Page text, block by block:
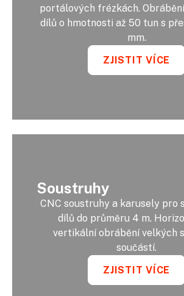
portálových frézkách.
dílů o hmotnosti až 50 tun s
mm.
ZJISTIT VÍCE
Soustruhy
CNC soustruhy a karusely pro
dílů do průměru 4 m.
vertikální obrábění velkých
součástí.
ZJISTIT VÍCE